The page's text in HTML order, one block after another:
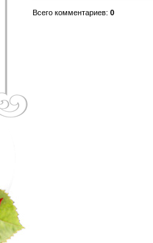
Всего комментариев: 0